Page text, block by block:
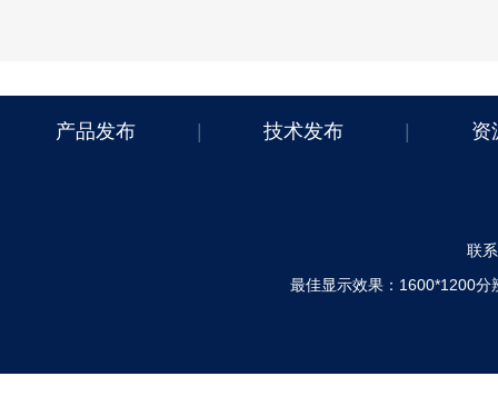
产品发布 技术发布 资
联
最佳显示效果：1600*1200